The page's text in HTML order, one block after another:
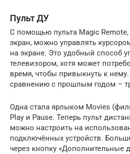
Пульт ДУ
С помощью пульта Magic
экран, можно управлять
на экране. Это удобный способ
телевизором, хотя может
время, чтобы привыкнуть к
сравнению с прошлым годом –
Одна стала ярлыком Movies
Play и Pause. Теперь пульт
можно настроить на
подключённых устройств.
через кнопку «Дополнительные